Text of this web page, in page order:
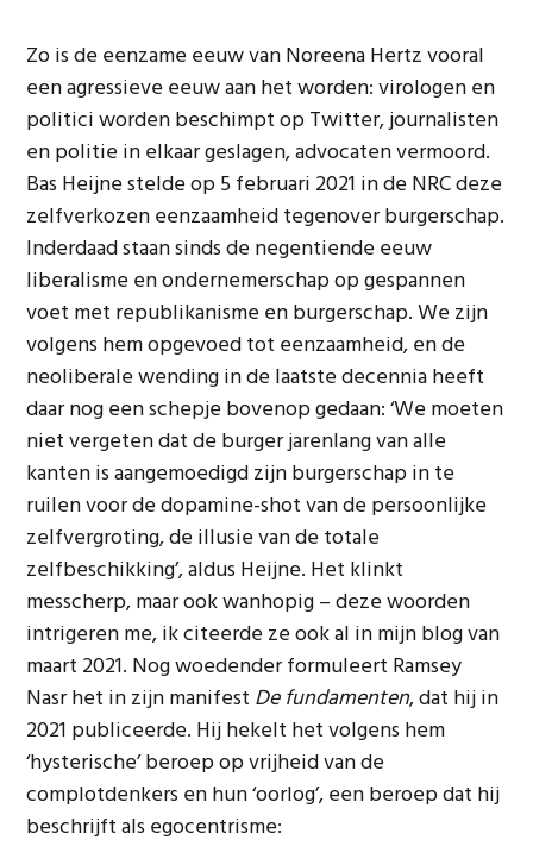
Zo is de eenzame eeuw van Noreena Hertz vooral
een agressieve eeuw aan het worden: virologen en
politici worden beschimpt op Twitter, journalisten
en politie in elkaar geslagen, advocaten vermoord.
Bas Heijne stelde op 5 februari 2021 in de NRC deze
zelfverkozen eenzaamheid tegenover burgerschap.
Inderdaad staan sinds de negentiende eeuw
liberalisme en ondernemerschap op gespannen
voet met republikanisme en burgerschap. We zijn
volgens hem opgevoed tot eenzaamheid, en de
neoliberale wending in de laatste decennia heeft
daar nog een schepje bovenop gedaan: ‘We moeten
niet vergeten dat de burger jarenlang van alle
kanten is aangemoedigd zijn burgerschap in te
ruilen voor de dopamine-shot van de persoonlijke
zelfvergroting, de illusie van de totale
zelfbeschikking’, aldus Heijne. Het klinkt
messcherp, maar ook wanhopig – deze woorden
intrigeren me, ik citeerde ze ook al in mijn blog van
maart 2021. Nog woedender formuleert Ramsey
Nasr het in zijn manifest De fundamenten, dat hij in
2021 publiceerde. Hij hekelt het volgens hem
‘hysterische’ beroep op vrijheid van de
complotdenkers en hun ‘oorlog’, een beroep dat hij
beschrijft als egocentrisme: